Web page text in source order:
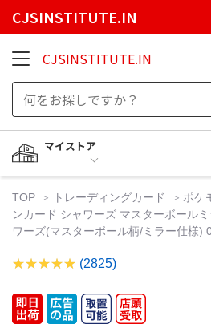
CJSINSTITUTE.IN
CJSINSTITUTE.IN
マイストア
TOP トレーディングカード ポケ
ンカード シャワーズ マスターボール
ワーズ(マスターボール柄/ミラー仕様)
(2825)